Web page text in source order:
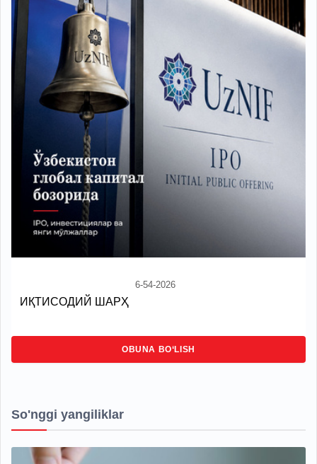
6-54-2026
ИҚТИСОДИЙ ШАРҲ
OBUNA BO‘LISH
So'nggi yangiliklar